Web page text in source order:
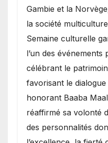
Gambie et la
la société
Semaine culturelle
l’un des événements
célébrant le
favorisant le
honorant Baaba
réaffirmé sa volonté
des personnalités